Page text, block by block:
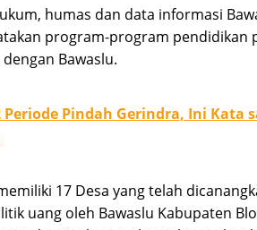
humas dan data informasi
program-program pendidikan
Bawaslu.
Periode Pindah Gerindra, Ini Kata
17 Desa yang telah
uang oleh Bawaslu Kabupaten